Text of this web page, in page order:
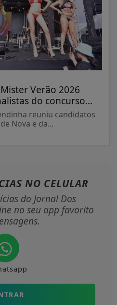
Verão 2026
do concurso...
reuniu candidatos
Nova e da...
NO CELULAR
do Jornal Dos
no seu app favorito